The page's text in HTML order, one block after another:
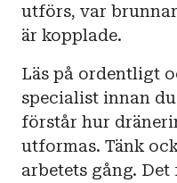
utförs, var
är kopplade.
Läs på ordentligt
specialist innan
förstår hur
utformas. Tänk
arbetets gång.